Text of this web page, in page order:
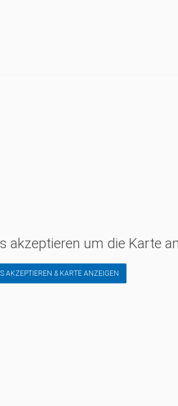
akzeptieren um die Karte
AKZEPTIEREN & KARTE ANZEIGEN